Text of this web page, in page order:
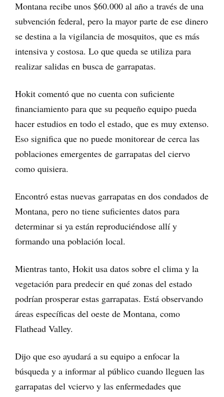
Montana recibe unos $60.000 al año a través de una
subvención federal, pero la mayor parte de ese dinero
se destina a la vigilancia de mosquitos, que es más
intensiva y costosa. Lo que queda se utiliza para
realizar salidas en busca de garrapatas.
Hokit comentó que no cuenta con suficiente
financiamiento para que su pequeño equipo pueda
hacer estudios en todo el estado, que es muy extenso.
Eso significa que no puede monitorear de cerca las
poblaciones emergentes de garrapatas del ciervo
como quisiera.
Encontró estas nuevas garrapatas en dos condados de
Montana, pero no tiene suficientes datos para
determinar si ya están reproduciéndose allí y
formando una población local.
Mientras tanto, Hokit usa datos sobre el clima y la
vegetación para predecir en qué zonas del estado
podrían prosperar estas garrapatas. Está observando
áreas específicas del oeste de Montana, como
Flathead Valley.
Dijo que eso ayudará a su equipo a enfocar la
búsqueda y a informar al público cuando lleguen las
garrapatas del vciervo y las enfermedades que